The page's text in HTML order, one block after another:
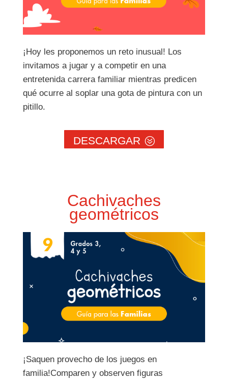
¡Hoy les proponemos un reto inusual! Los
invitamos a jugar y a competir en una
entretenida carrera familiar mientras predicen
qué ocurre al soplar una gota de pintura con un
pitillo.
DESCARGAR
Cachivaches
geométricos
¡Saquen provecho de los juegos en
familia!Comparen y observen figuras